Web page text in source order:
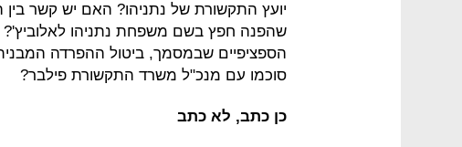
יועץ התקשורת של נתניהו? האם יש קשר
שהפנה חפץ בשם משפחת נתניהו לאלוביץ'?
הספציפיים שבמסמך, ביטול ההפרדה
סוכמו עם מנכ"ל משרד התקשורת פילבר?
כן כתב, לא כתב